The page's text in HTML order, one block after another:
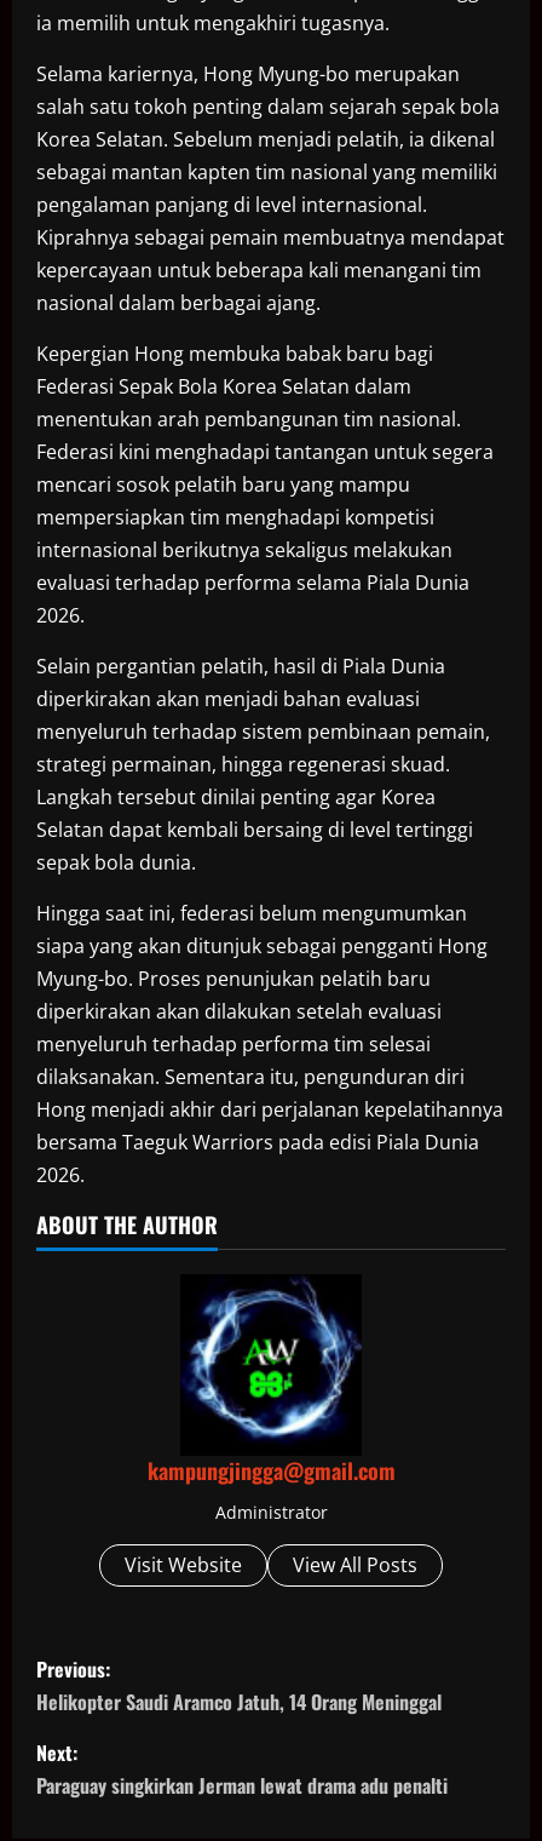
ia memilih untuk mengakhiri tugasnya.
Selama kariernya, Hong Myung-bo merupakan
salah satu tokoh penting dalam sejarah sepak bola
Korea Selatan. Sebelum menjadi pelatih, ia dikenal
sebagai mantan kapten tim nasional yang memiliki
pengalaman panjang di level internasional.
Kiprahnya sebagai pemain membuatnya mendapat
kepercayaan untuk beberapa kali menangani tim
nasional dalam berbagai ajang.
Kepergian Hong membuka babak baru bagi
Federasi Sepak Bola Korea Selatan dalam
menentukan arah pembangunan tim nasional.
Federasi kini menghadapi tantangan untuk segera
mencari sosok pelatih baru yang mampu
mempersiapkan tim menghadapi kompetisi
internasional berikutnya sekaligus melakukan
evaluasi terhadap performa selama Piala Dunia
2026.
Selain pergantian pelatih, hasil di Piala Dunia
diperkirakan akan menjadi bahan evaluasi
menyeluruh terhadap sistem pembinaan pemain,
strategi permainan, hingga regenerasi skuad.
Langkah tersebut dinilai penting agar Korea
Selatan dapat kembali bersaing di level tertinggi
sepak bola dunia.
Hingga saat ini, federasi belum mengumumkan
siapa yang akan ditunjuk sebagai pengganti Hong
Myung-bo. Proses penunjukan pelatih baru
diperkirakan akan dilakukan setelah evaluasi
menyeluruh terhadap performa tim selesai
dilaksanakan. Sementara itu, pengunduran diri
Hong menjadi akhir dari perjalanan kepelatihannya
bersama Taeguk Warriors pada edisi Piala Dunia
2026.
ABOUT THE AUTHOR
kampungjingga@gmail.com
Administrator
Visit Website View All Posts
P
o
s
t
Previous:
Helikopter Saudi Aramco Jatuh, 14 Orang Meninggal
Next:
Paraguay singkirkan Jerman lewat drama adu penalti